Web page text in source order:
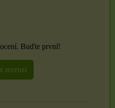
Buďte první!
recenzi